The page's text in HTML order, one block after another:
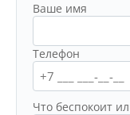
Ваше имя
Телефон
Что беспокоит